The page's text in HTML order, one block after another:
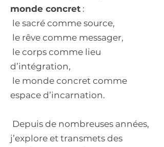
monde concret :
le sacré comme source,
le rêve comme messager,
le corps comme lieu
d’intégration,
le monde concret comme
espace d’incarnation.
Depuis de nombreuses années,
j’explore et transmets des